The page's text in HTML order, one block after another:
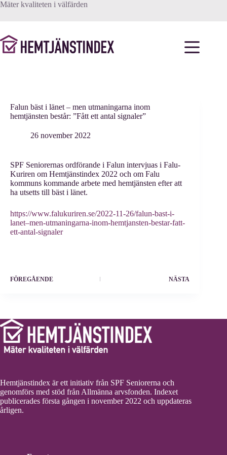
Hoppa
Mäter kvaliteten i välfärden
Falun bäst i länet – men utmaningarna inom
hemtjänsten består: ”Fått ett antal signaler”
26 november 2022
SPF Seniorernas ordförande i Falun intervjuas i Falu-
Kuriren om Hemtjänstindex 2022 och om Falu
kommuns kommande arbete med hemtjänsten efter att
ha utsetts till bäst i länet.
https://www.falukuriren.se/2022-11-26/falun-bast-i-
lanet–men-utmaningarna-inom-hemtjansten-bestar-fatt-
ett-antal-signaler
FÖREGÅENDE NÄSTA
Hemtjänstindex är ett initiativ från SPF Seniorerna och
genomförs med stöd från Allmänna arvsfonden. Indexet
publicerades första gången i november 2022 och uppdateras
årligen.